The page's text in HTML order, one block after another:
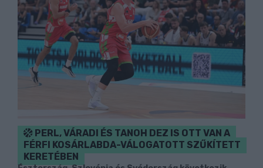
PERL, VÁRADI ÉS TANOH DEZ IS OTT VAN A
FÉRFI KOSÁRLABDA-VÁLOGATOTT SZŰKÍTETT
KERETÉBEN